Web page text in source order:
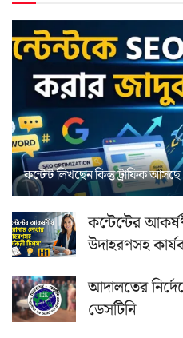
কন্টেন্ট লিখছেন কিন্তু ট্রাফিক
কন্টেন্টের
উদাহরণসহ
আদালতের
ডেসটিনি